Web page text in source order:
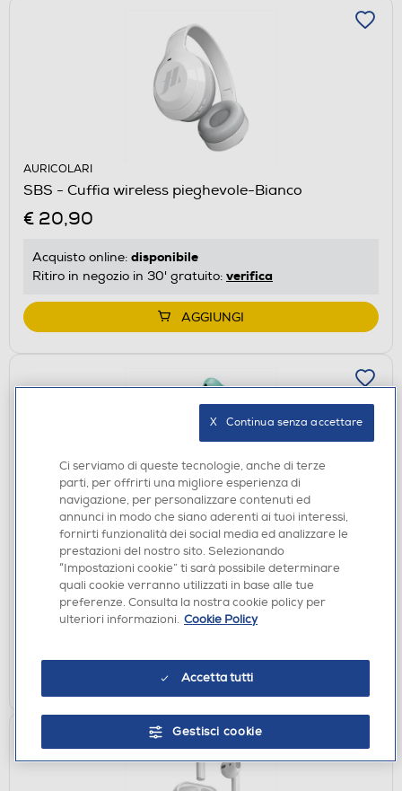
AURICOLARI
SBS - Cuffia wireless pieghevole-Bianco
€ 20,90
Acquisto online: disponibile
Ritiro in negozio in 30' gratuito: verifica
AGGIUNGI
AURICOLARI
SBS - TEEARAIRFREETWSBTA-Verde mare
€ 39,90
Acquisto online:disponibile
AGGIUNGI
Ci serviamo di queste tecnologie, anche di terze
parti, per offrirti una migliore esperienza di
navigazione, per personalizzare contenuti ed
annunci in modo che siano aderenti ai tuoi interessi,
fornirti funzionalità dei social media ed analizzare le
prestazioni del nostro sito. Selezionando
“Impostazioni cookie” ti sarà possibile determinare
quali cookie verranno utilizzati in base alle tue
preferenze. Consulta la nostra cookie policy per
ulteriori informazioni. Cookie Policy
Accetta tutti
Gestisci cookie
X   Continua senza accettare